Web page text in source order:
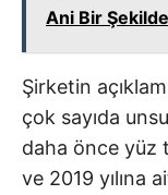
Ani Bir
Şirketin
çok sayıda
daha önce yüz
ve 2019 yılına